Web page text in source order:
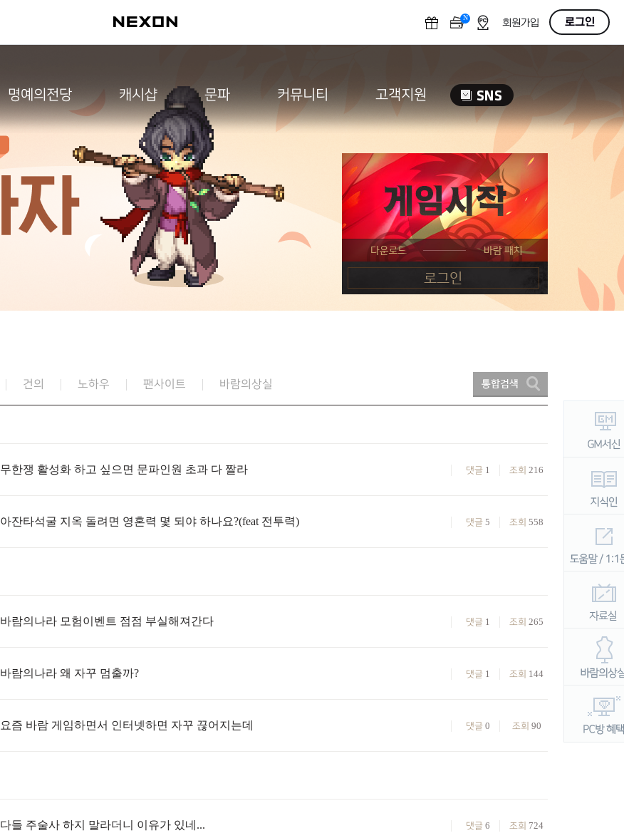
N OFF회원가입 로그인
명예의전당 캐시샵 문파 커뮤니티 고객지원
건의 노하우 팬사이트 바람의상실
무한쟁 활성화 하고 싶으면 문파인원 초과 다 짤라 조회 216
댓글 1
아잔타석굴 지옥 돌려면 영혼력 몇 되야 하나요?(feat 전투력) 조회 558
댓글 5
바람의나라 모험이벤트 점점 부실해져간다 조회 265
댓글 1
바람의나라 왜 자꾸 멈출까? 조회 144
댓글 1
요즘 바람 게임하면서 인터넷하면 자꾸 끊어지는데 조회 90
댓글 0
다들 주술사 하지 말라더니 이유가 있네... 조회 724
댓글 6